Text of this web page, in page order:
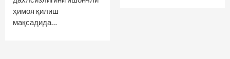
ҳимоя қилиш
мақсадида…